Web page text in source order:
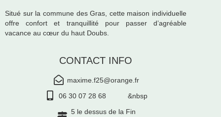
Situé sur la commune des Gras, cette maison individuelle
offre confort et tranquillité pour passer d’agréable
vacance au cœur du haut Doubs.
CONTACT INFO
maxime.f25@orange.fr
06 30 07 28 68 &nbsp
5 le dessus de la Fin